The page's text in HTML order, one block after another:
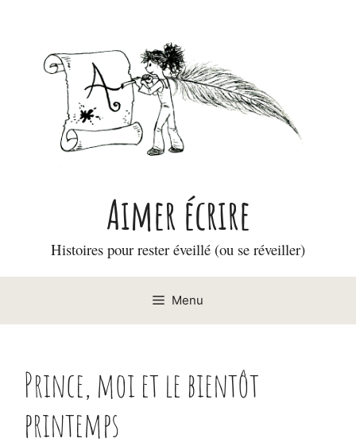
Aimer écrire
Histoires pour rester éveillé (ou se réveiller)
Menu
Prince, moi et le bientôt
printemps